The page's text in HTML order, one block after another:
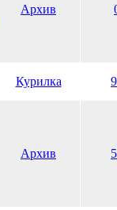
Архив
Курилка
Архив